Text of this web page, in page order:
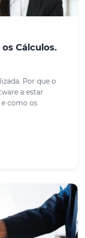
Cálculos.
Por que o
a estar
como os